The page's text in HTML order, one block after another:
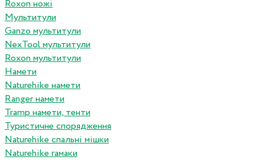
Roxon ножi
Мультитули
Ganzo мультитули
NexTool мультитули
Roxon мультитули
Намети
Naturehike намети
Ranger намети
Tramp намети, тенти
Туристичне спорядження
Naturehike спальні мішки
Naturehike гамаки